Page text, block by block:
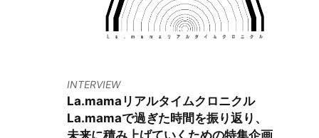
INTERVIEW
La.mamaリアルタイムクロニクル
La.mamaで過ぎた時間を振り返り、
未来に積み上げていくための特集企画